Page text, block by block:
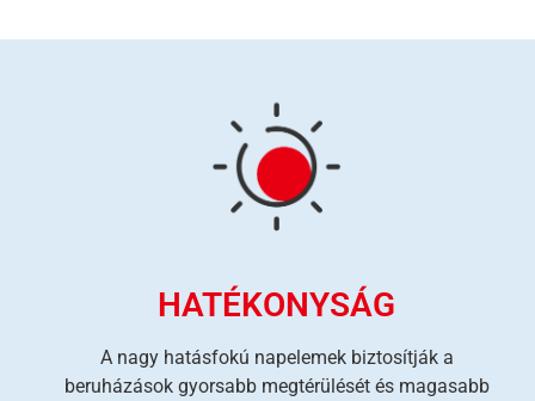
HATÉKONYSÁG
A nagy hatásfokú napelemek biztosítják a
beruházások gyorsabb megtérülését és magasabb